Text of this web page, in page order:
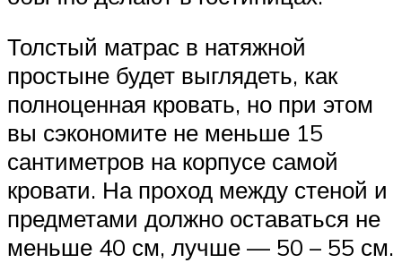
Толстый матрас в натяжной
простыне будет выглядеть, как
полноценная кровать, но при этом
вы сэкономите не меньше 15
сантиметров на корпусе самой
кровати. На проход между стеной и
предметами должно оставаться не
меньше 40 см, лучше — 50 – 55 см.